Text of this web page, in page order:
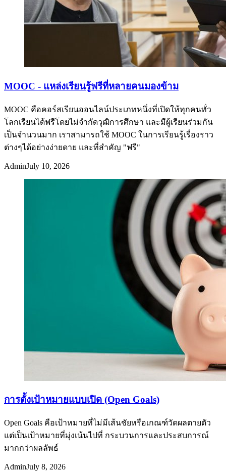
MOOC - แหล่งเรียนรู้ฟรีที่หลายคนมองข้าม
MOOC คือคอร์สเรียนออนไลน์ประเภทหนึ่งที่เปิดให้ทุกคนทั่ว
โลกเรียนได้ฟรีโดยไม่จำกัดวุฒิการศึกษา และมีผู้เรียนร่วมกัน
เป็นจำนวนมาก เราสามารถใช้ MOOC ในการเรียนรู้เรื่องราว
ต่างๆได้อย่างง่ายดาย และที่สำคัญ "ฟรี"
AdminJuly 10, 2026
การตั้งเป้าหมายแบบเปิด (Open Goals)
Open Goals คือเป้าหมายที่ไม่มีเส้นชัยหรือเกณฑ์วัดผลตายตัว
แต่เป็นเป้าหมายที่มุ่งเน้นไปที่ กระบวนการและประสบการณ์
มากกว่าผลลัพธ์
AdminJuly 8, 2026